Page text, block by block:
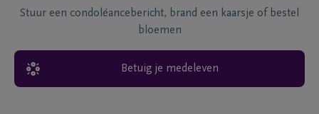
Stuur een condoléancebericht, brand een kaarsje of bestel
bloemen
Betuig je medeleven